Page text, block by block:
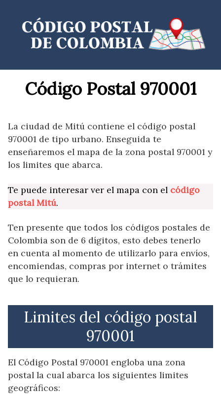
contenido
Código Postal 970001
La ciudad de Mitú contiene el código postal
970001 de tipo urbano. Enseguida te
enseñaremos el mapa de la zona postal 970001 y
los limites que abarca.
Te puede interesar ver el mapa con el código
postal Mitú.
Ten presente que todos los códigos postales de
Colombia son de 6 dígitos, esto debes tenerlo
en cuenta al momento de utilizarlo para envíos,
encomiendas, compras por internet o trámites
que lo requieran.
Limites del código postal
970001
El Código Postal 970001 engloba una zona
postal la cual abarca los siguientes limites
geográficos: